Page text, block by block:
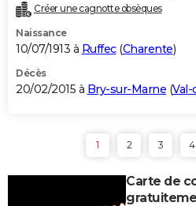
Créer une cagnotte obsèques
Naissance
10/07/1913 à Ruffec(Charente)
Décès
20/02/2015 à Bry-sur-Marne (
1 2 3 4
Carte de